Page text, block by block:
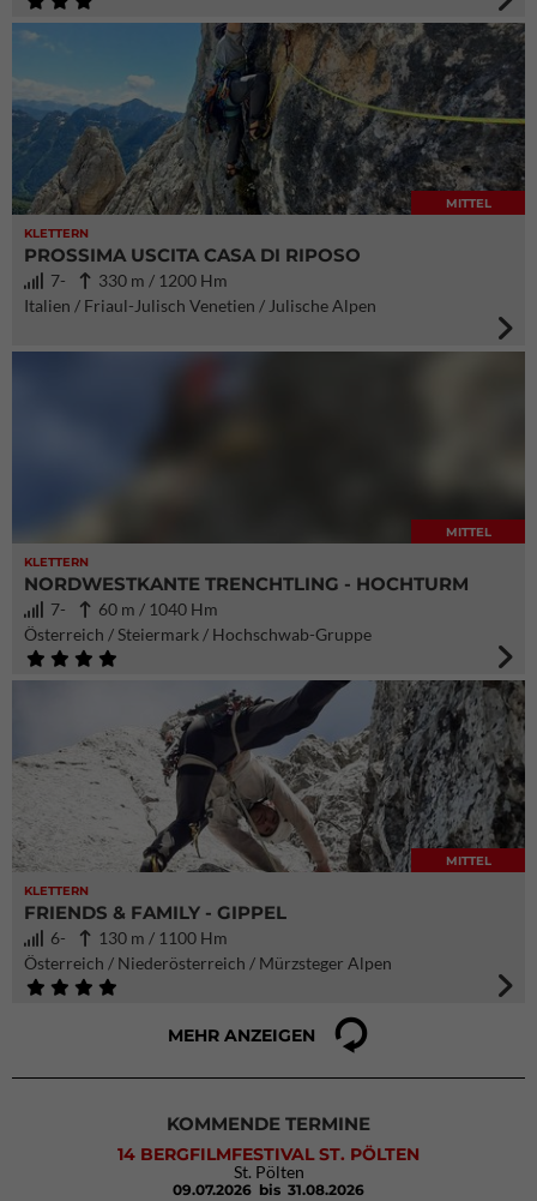
KLETTERN
MITTEL
PROSSIMA USCITA CASA DI RIPOSO
7-
330 m / 1200 Hm
Italien / Friaul-Julisch Venetien / Julische Alpen
KLETTERN
MITTEL
NORDWESTKANTE TRENCHTLING - HOCHTURM
7-
60 m / 1040 Hm
Österreich / Steiermark / Hochschwab-Gruppe
KLETTERN
MITTEL
FRIENDS & FAMILY - GIPPEL
6-
130 m / 1100 Hm
Österreich / Niederösterreich / Mürzsteger Alpen
MEHR ANZEIGEN
KOMMENDE TERMINE
14 BERGFILMFESTIVAL ST. PÖLTEN
St. Pölten
09.07.2026 bis 31.08.2026